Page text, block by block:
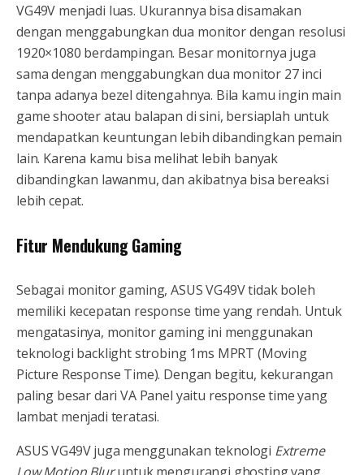
VG49V menjadi luas. Ukurannya bisa disamakan
dengan menggabungkan dua monitor dengan resolusi
1920×1080 berdampingan. Besar monitornya juga
sama dengan menggabungkan dua monitor 27 inci
tanpa adanya bezel ditengahnya. Bila kamu ingin main
game shooter atau balapan di sini, bersiaplah untuk
mendapatkan keuntungan lebih dibandingkan pemain
lain. Karena kamu bisa melihat lebih banyak
dibandingkan lawanmu, dan akibatnya bisa bereaksi
lebih cepat.
Fitur Mendukung Gaming
Sebagai monitor gaming, ASUS VG49V tidak boleh
memiliki kecepatan response time yang rendah. Untuk
mengatasinya, monitor gaming ini menggunakan
teknologi backlight strobing 1ms MPRT (Moving
Picture Response Time). Dengan begitu, kekurangan
paling besar dari VA Panel yaitu response time yang
lambat menjadi teratasi.
ASUS VG49V juga menggunakan teknologi Extreme